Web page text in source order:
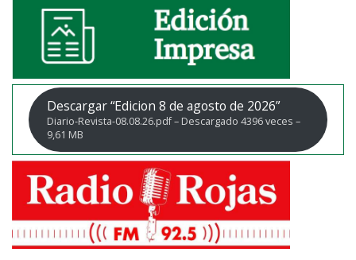
Descargar “Edicion 8 de agosto de 2026”
Diario-Revista-08.08.26.pdf – Descargado 4396 veces –
9,61 MB